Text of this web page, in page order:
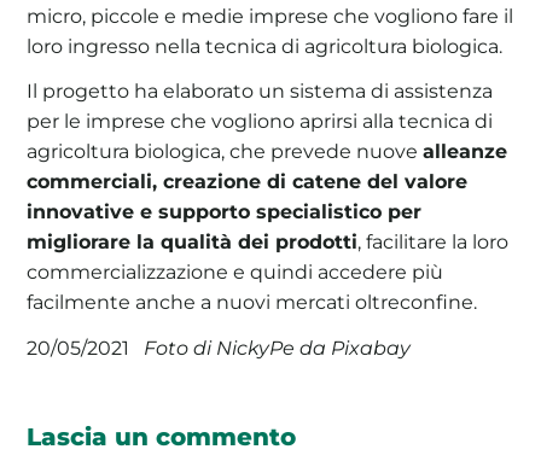
micro, piccole e medie imprese che vogliono fare il
loro ingresso nella tecnica di agricoltura biologica.
Il progetto ha elaborato un sistema di assistenza
per le imprese che vogliono aprirsi alla tecnica di
agricoltura biologica, che prevede nuovealleanze
commerciali, creazione di catene del valore
innovative e supporto specialistico per
migliorare la qualità dei prodotti, facilitare la loro
commercializzazione e quindi accedere più
facilmente anche a nuovi mercati oltreconfine.
20/05/2021 Foto di NickyPe da Pixabay
Lascia un commento